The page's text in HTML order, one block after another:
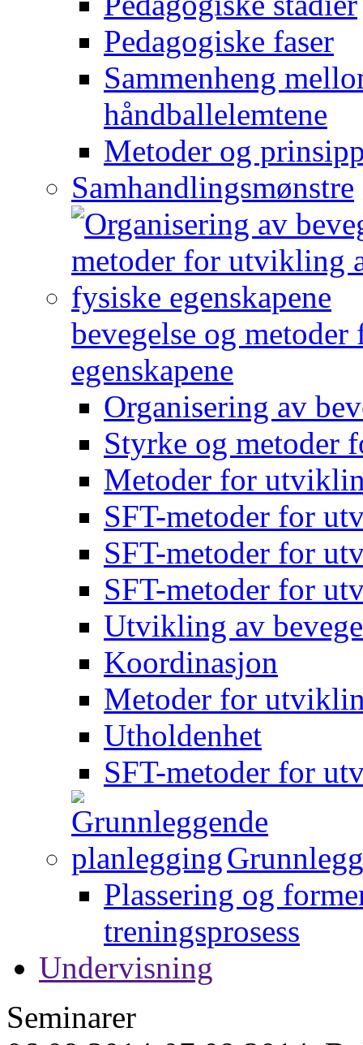
Pedagogiske faser
Sammenheng
håndballelemtene
Metoder og
Samhandlingsmønstre
bevegelse og
egenskapene
Organisering av
Styrke og metoder
Metoder for
SFT-metoder for
SFT-metoder for
SFT-metoder for
Utvikling av
Koordinasjon
Metoder for
Utholdenhet
SFT-metoder for
Plassering og
treningsprosess
Undervisning
Seminarer